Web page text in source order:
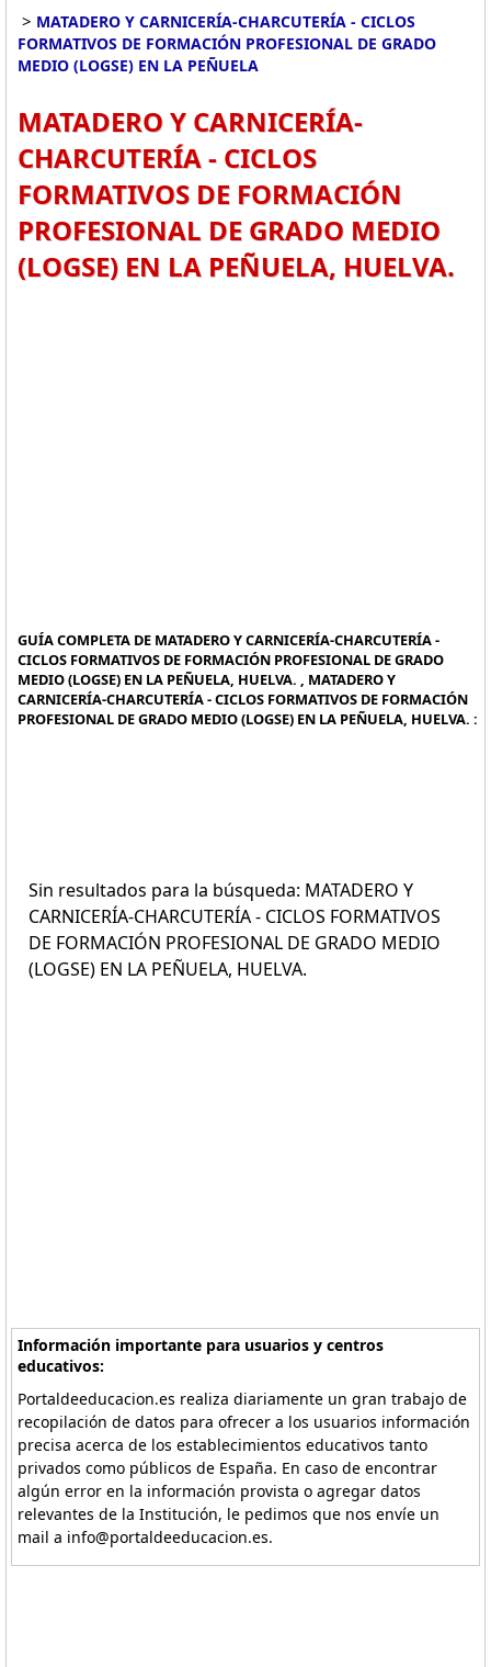
> MATADERO Y CARNICERÍA-CHARCUTERÍA - CICLOS
FORMATIVOS DE FORMACIÓN PROFESIONAL DE GRADO
MEDIO (LOGSE) EN LA PEÑUELA
MATADERO Y CARNICERÍA-
CHARCUTERÍA - CICLOS
FORMATIVOS DE FORMACIÓN
PROFESIONAL DE GRADO MEDIO
(LOGSE) EN LA PEÑUELA, HUELVA.
GUÍA COMPLETA DE MATADERO Y CARNICERÍA-CHARCUTERÍA -
CICLOS FORMATIVOS DE FORMACIÓN PROFESIONAL DE GRADO
MEDIO (LOGSE) EN LA PEÑUELA, HUELVA. , MATADERO Y
CARNICERÍA-CHARCUTERÍA - CICLOS FORMATIVOS DE FORMACIÓN
PROFESIONAL DE GRADO MEDIO (LOGSE) EN LA PEÑUELA, HUELVA. :
Sin resultados para la búsqueda: MATADERO Y
CARNICERÍA-CHARCUTERÍA - CICLOS FORMATIVOS
DE FORMACIÓN PROFESIONAL DE GRADO MEDIO
(LOGSE) EN LA PEÑUELA, HUELVA.
Información importante para usuarios y centros
educativos:
Portaldeeducacion.es realiza diariamente un gran trabajo de
recopilación de datos para ofrecer a los usuarios información
precisa acerca de los establecimientos educativos tanto
privados como públicos de España. En caso de encontrar
algún error en la información provista o agregar datos
relevantes de la Institución, le pedimos que nos envíe un
mail a info@portaldeeducacion.es.